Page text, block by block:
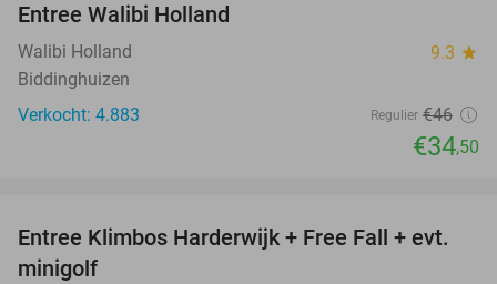
Entree Walibi Holland
Walibi Holland 9.3 star
Biddinghuizen
Verkocht: 4.883
Regulier €46
€34,50
30%
Entree Klimbos Harderwijk + Free Fall + evt.
minigolf